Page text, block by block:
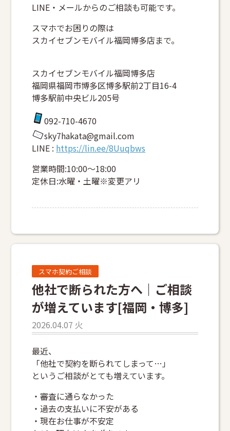
LINE・メールからのご相談も可能です。
スマホでお困りの際は
スカイセブンモバイル福岡博多店まで。
スカイセブンモバイル福岡博多店
福岡県福岡市博多区博多駅前2丁目16-4
博多駅前中央ビル205号
092-710-4670
sky7hakata@gmail.com
LINE : https://lin.ee/8Uuqbws
営業時間:10:00～18:00
定休日:水曜・土曜※変更アリ
スマホ契約ご相談
他社で断られた方へ｜ご相談
が増えています[福岡・博多]
2026.04.07 火
最近、
「他社で契約を断られてしまって…」
というご相談がとても増えています。
・審査に通らなかった
・過去の支払いに不安がある
・現在お仕事が不安定